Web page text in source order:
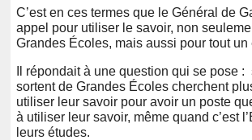
C’est en ces termes que le Général de
appel pour utiliser le savoir, non
Grandes Écoles, mais aussi pour tout un
Il répondait à une question qui se pose :
sortent de Grandes Écoles cherchent
utiliser leur savoir pour avoir un poste
à utiliser leur savoir, même quand c’est
leurs études.